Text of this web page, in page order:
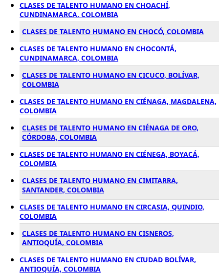
CLASES DE TALENTO HUMANO EN CHOACHÍ,
CUNDINAMARCA, COLOMBIA
CLASES DE TALENTO HUMANO EN CHOCÓ, COLOMBIA
CLASES DE TALENTO HUMANO EN CHOCONTÁ,
CUNDINAMARCA, COLOMBIA
CLASES DE TALENTO HUMANO EN CICUCO, BOLÍVAR,
COLOMBIA
CLASES DE TALENTO HUMANO EN CIÉNAGA, MAGDALENA,
COLOMBIA
CLASES DE TALENTO HUMANO EN CIÉNAGA DE ORO,
CÓRDOBA, COLOMBIA
CLASES DE TALENTO HUMANO EN CIÉNEGA, BOYACÁ,
COLOMBIA
CLASES DE TALENTO HUMANO EN CIMITARRA,
SANTANDER, COLOMBIA
CLASES DE TALENTO HUMANO EN CIRCASIA, QUINDIO,
COLOMBIA
CLASES DE TALENTO HUMANO EN CISNEROS,
ANTIOQUÍA, COLOMBIA
CLASES DE TALENTO HUMANO EN CIUDAD BOLÍVAR,
ANTIOQUÍA, COLOMBIA